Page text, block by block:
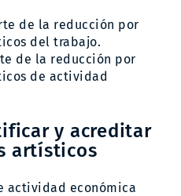
de la reducción por
del trabajo.
de la reducción por
de actividad
y acreditar
artísticos
actividad económica